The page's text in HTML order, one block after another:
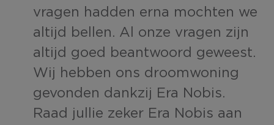
vragen hadden erna mochten we
altijd bellen. Al onze vragen zijn
altijd goed beantwoord geweest.
Wij hebben ons droomwoning
gevonden dankzij Era Nobis.
Raad jullie zeker Era Nobis aan